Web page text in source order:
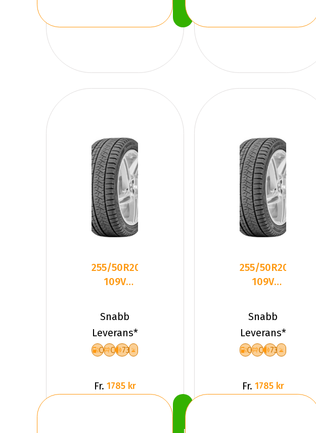
255/50R20
109V
PL02 XL
Friktion
2025
Snabb
Leverans*
C C 73
Fr. 1785 kr
255/50R20
109V
PL02 XL
Friktion
2025
Snabb
Leverans*
C C 73
Fr. 1785 kr